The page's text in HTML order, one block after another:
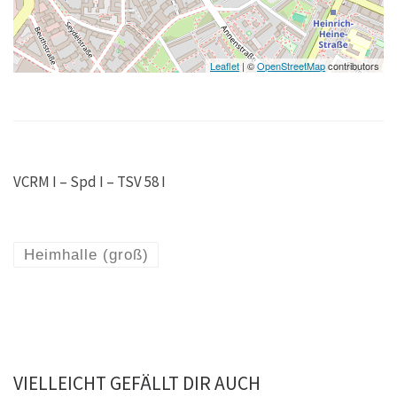
Leaflet| ©OpenStreetMapcontributors
VCRM I – Spd I – TSV 58 I
Heimhalle (groß)
VIELLEICHT GEFÄLLT DIR AUCH